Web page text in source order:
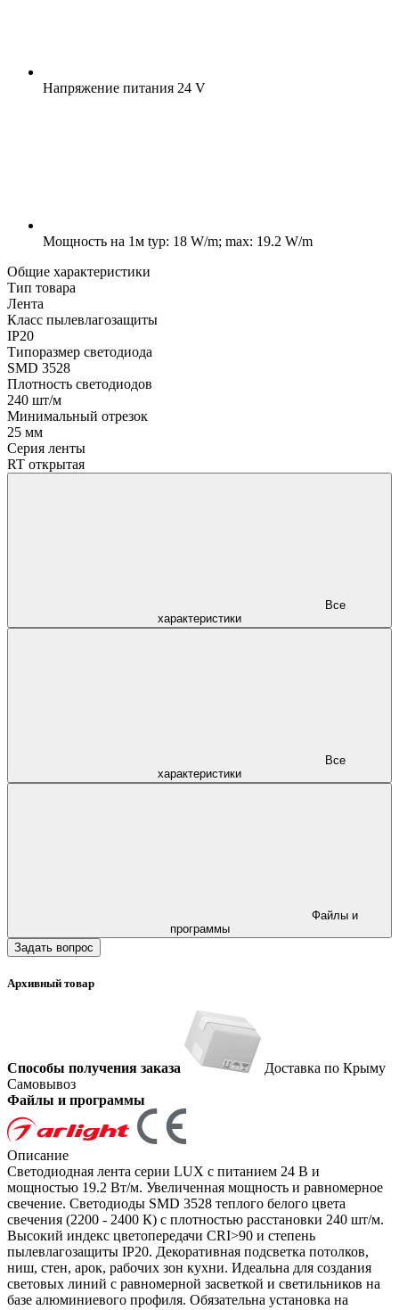
Напряжение питания 24 V
Мощность на 1м typ: 18 W/m; max: 19.2 W/m
Общие характеристики
Тип товара
Лента
Класс пылевлагозащиты
IP20
Типоразмер светодиода
SMD 3528
Плотность светодиодов
240 шт/м
Минимальный отрезок
25 мм
Серия ленты
RT открытая
характеристики
характеристики
программы
Задать вопрос
Архивный товар
Способы получения заказа
Доставка по Крыму
Самовывоз
Файлы и программы
Описание
Светодиодная лента серии LUX с питанием 24 В и
мощностью 19.2 Вт/м. Увеличенная мощность и равномерное
свечение. Светодиоды SMD 3528 теплого белого цвета
свечения (2200 - 2400 К) с плотностью расстановки 240 шт/м.
Высокий индекс цветопередачи CRI>90 и степень
пылевлагозащиты IP20. Декоративная подсветка потолков,
ниш, стен, арок, рабочих зон кухни. Идеальна для создания
световых линий с равномерной засветкой и светильников на
базе алюминиевого профиля. Обязательна установка на